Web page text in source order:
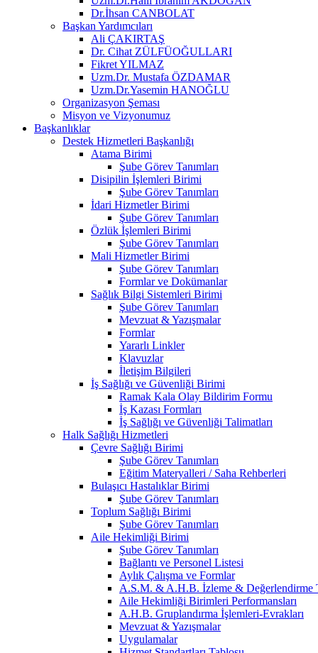
Dr.İhsan CANBOLAT
Başkan Yardımcıları
Ali ÇAKIRTAŞ
Dr. Cihat ZÜLFÜOĞULLARI
Fikret YILMAZ
Uzm.Dr. Mustafa ÖZDAMAR
Uzm.Dr.Yasemin HANOĞLU
Organizasyon Şeması
Misyon ve Vizyonumuz
Başkanlıklar
Destek Hizmetleri Başkanlığı
Atama Birimi
Şube Görev Tanımları
Disipilin İşlemleri Birimi
Şube Görev Tanımları
İdari Hizmetler Birimi
Şube Görev Tanımları
Özlük İşlemleri Birimi
Şube Görev Tanımları
Mali Hizmetler Birimi
Şube Görev Tanımları
Formlar ve Dokümanlar
Sağlık Bilgi Sistemleri Birimi
Şube Görev Tanımları
Mevzuat & Yazışmalar
Formlar
Yararlı Linkler
Klavuzlar
İletişim Bilgileri
İş Sağlığı ve Güvenliği Birimi
Ramak Kala Olay Bildirim Formu
İş Kazası Formları
İş Sağlığı ve Güvenliği Talimatları
Halk Sağlığı Hizmetleri
Çevre Sağlığı Birimi
Şube Görev Tanımları
Eğitim Materyalleri / Saha Rehberleri
Bulaşıcı Hastalıklar Birimi
Şube Görev Tanımları
Toplum Sağlığı Birimi
Şube Görev Tanımları
Aile Hekimliği Birimi
Şube Görev Tanımları
Bağlantı ve Personel Listesi
Aylık Çalışma ve Formlar
A.S.M. & A.H.B. İzleme & Değerlendirme
Aile Hekimliği Birimleri Performansları
A.H.B. Gruplandırma İşlemleri-Evrakları
Mevzuat & Yazışmalar
Uygulamalar